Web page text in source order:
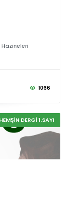
Hazineleri
1066
DERGİ 1.SAYI